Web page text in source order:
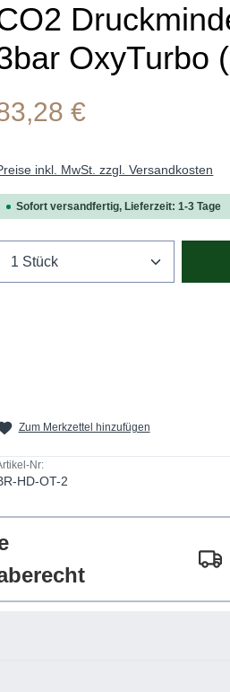
OxyTurbo
€
inkl. MwSt. zzgl. Versandkosten
Sofort versandfertig, Lieferzeit: 1-3 Tage
Produkt Anzahl: Gib
Zum Merkzettel hinzufügen
Nr:
HD-OT-2